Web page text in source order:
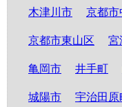
木津川市 京都市
京都市東山区 宮
亀岡市 井手町
城陽市 宇治田原